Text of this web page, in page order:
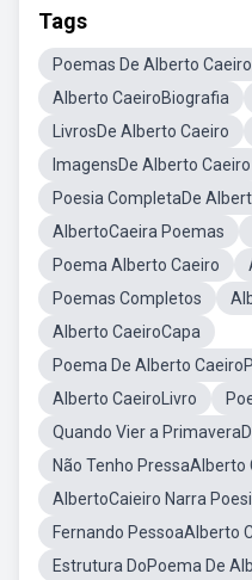
Tags
Poemas De Alberto Caeiro
Alberto CaeiroBiografia
LivrosDe Alberto Caeiro
ImagensDe Alberto Caeiro
Poesia CompletaDe
AlbertoCaeira Poemas
Poema Alberto Caeiro
Poemas Completos
Alberto CaeiroCapa
Poema De Alberto
Alberto CaeiroLivro
Quando Vier a
Não Tenho PressaAlberto
AlbertoCaieiro Narra
Fernando PessoaAlberto
Estrutura DoPoema De